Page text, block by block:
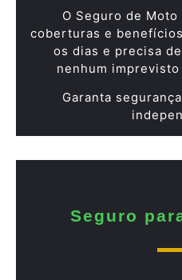
O Seguro de
coberturas e
os dias e precisa
nenhum
Garanta
Seguro